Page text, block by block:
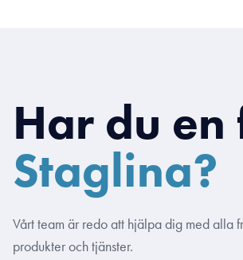
Har du
Staglina?
Vårt team är redo att hjälpa dig med alla
produkter och tjänster.